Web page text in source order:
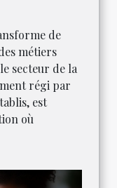
de
métiers
secteur de la
régi par
est
où